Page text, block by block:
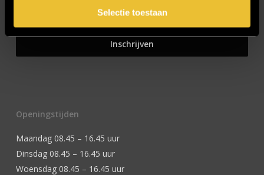
Selectie toestaan
Openingstijden
Maandag 08.45 – 16.45 uur
Dinsdag 08.45 – 16.45 uur
Woensdag 08.45 – 16.45 uur